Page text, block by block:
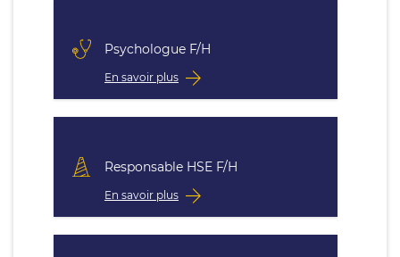
Psychologue F/H
En savoir plus
Responsable HSE F/H
En savoir plus